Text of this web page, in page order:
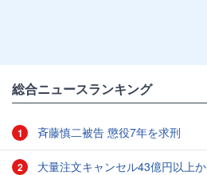
総合ニュースランキング
1 斉藤慎二被告 懲役7年を求刑
2 大量注文キャンセル43億円以上か